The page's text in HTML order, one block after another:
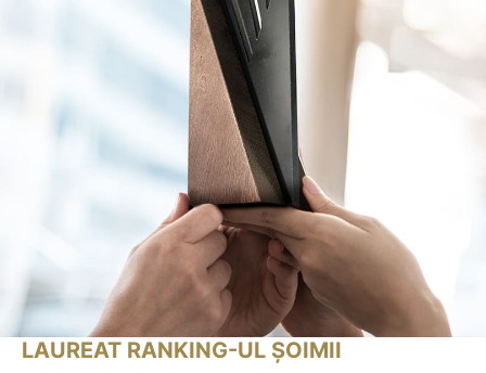
LAUREAT RANKING-UL ȘOIMII